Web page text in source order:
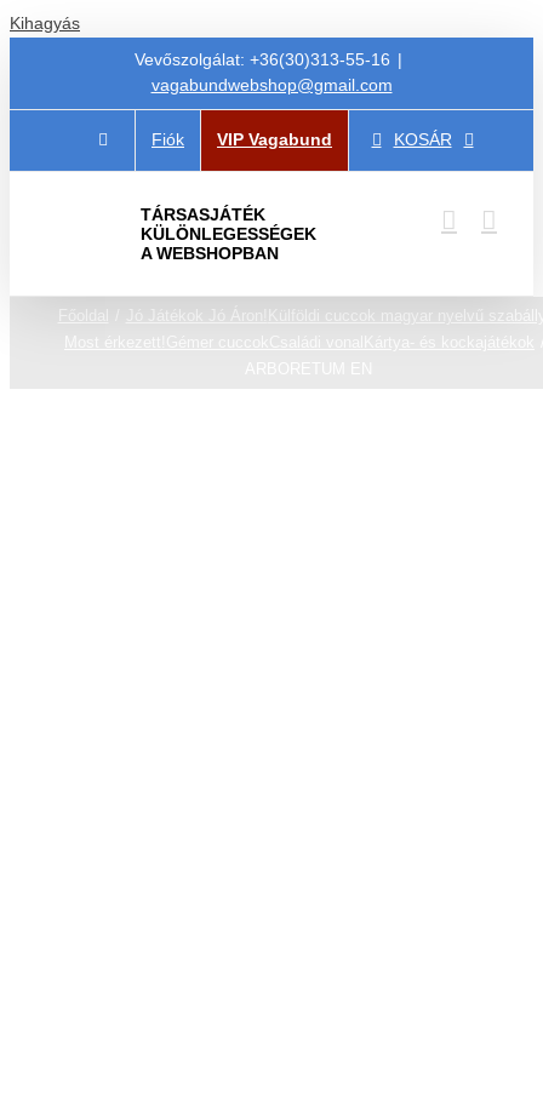
Kihagyás
Vevőszolgálat: +36(30)313-55-16 |
vagabundwebshop@gmail.com
Fiók VIP Vagabund KOSÁR
TÁRSASJÁTÉK
KÜLÖNLEGESSÉGEK
A WEBSHOPBAN
Főoldal Jó Játékok Jó Áron!
Külföldi cuccok magyar nyelvű
Most érkezett!
Kártya- és kockajátékok